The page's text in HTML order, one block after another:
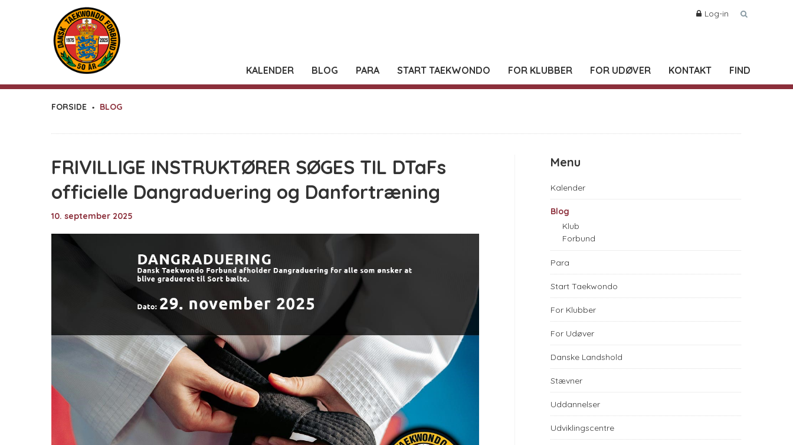
Log-in
KALENDER BLOG PARA START TAEKWONDO FOR KLUBBER FOR UDØVER KONTAKT FIND
FORSIDE BLOG
FRIVILLIGE INSTRUKTØRER SØGES TIL DTaFs
officielle Dangraduering og Danfortræning
10. september 2025
Menu
Kalender
Blog
Klub
Forbund
Para
Start Taekwondo
For Klubber
For Udøver
Danske Landshold
Stævner
Uddannelser
Udviklingscentre